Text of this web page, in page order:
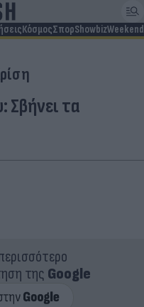
ΚόσμοςΣπορShowbizWeekend
Σβήνει τα
της Google